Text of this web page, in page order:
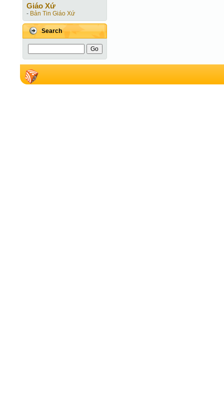
Giáo Xứ
- Bản Tin Giáo Xứ
Search